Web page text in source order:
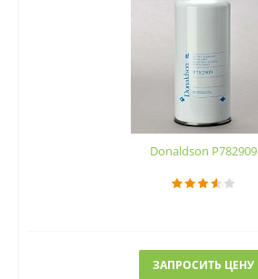
Donaldson P782909
ЗАПРОСИТЬ ЦЕНУ